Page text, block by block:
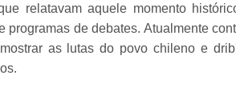
relatavam aquele momento
de debates. Atualmente
as lutas do povo chileno e